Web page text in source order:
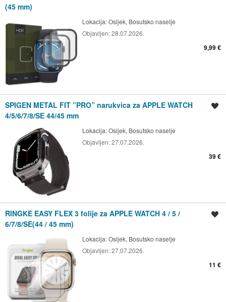
(45 mm)
Lokacija:Osijek, Bosutsko naselje
Objavljen:28.07.2026.
9,99 €
SPIGEN METAL FIT ”PRO” narukvica za APPLE WATCH
4/5/6/7/8/SE 44/45 mm
Lokacija:Osijek, Bosutsko naselje
Objavljen:27.07.2026.
39 €
RINGKE EASY FLEX 3 folije za APPLE WATCH 4 / 5 /
6/7/8/SE(44 / 45 mm)
Lokacija:Osijek, Bosutsko naselje
Objavljen:27.07.2026.
11 €